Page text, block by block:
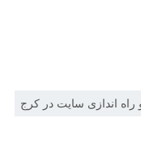
راه اندازی سایت در کرج